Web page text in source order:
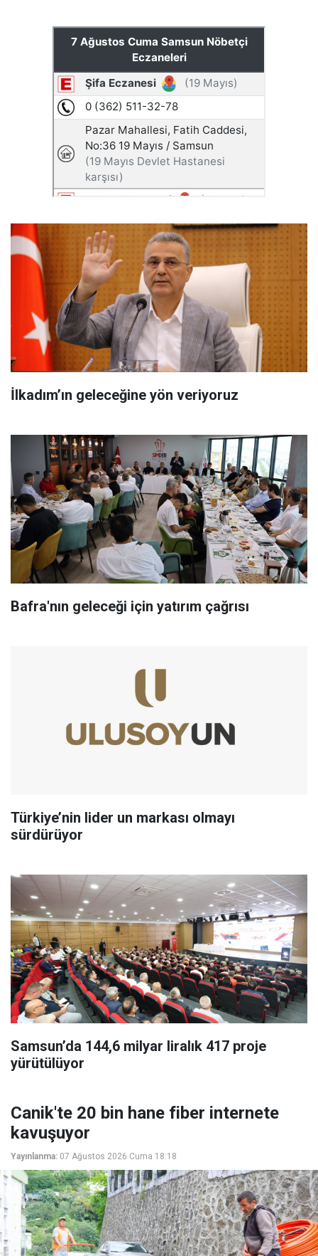
İlkadım’ın geleceğine yön veriyoruz
Bafra'nın geleceği için yatırım çağrısı
Türkiye’nin lider un markası olmayı
sürdürüyor
Samsun’da 144,6 milyar liralık 417 proje
yürütülüyor
Canik'te 20 bin hane fiber internete
kavuşuyor
Yayınlanma: 07 Ağustos 2026 Cuma 18:18